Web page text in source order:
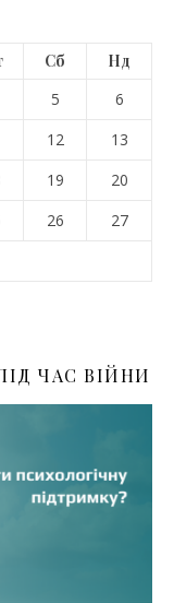
Сб
Нд
5
6
12
13
19
20
26
27
ЧАС ВІЙНИ